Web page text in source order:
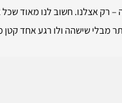
– רק אצלנו. חשוב לנו מאוד
מבלי שישהה ולו רגע אחד קטן